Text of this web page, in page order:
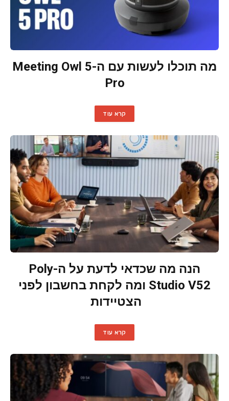
מה תוכלו לעשות עם ה-Meeting Owl 5
Pro
קרא עוד
הנה מה שכדאי לדעת על ה-Poly
Studio V52 ומה לקחת בחשבון לפני
הצטיידות
קרא עוד